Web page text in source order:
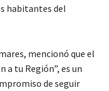
habitantes del
mencionó que el
a tu Región”, es un
de seguir